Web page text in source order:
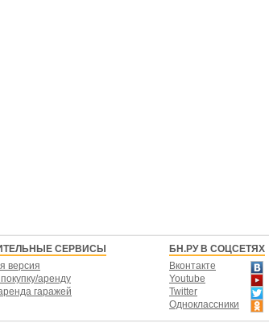
СЕРВИСЫ
версия
аренду
гаражей
БН.РУ В СОЦСЕТЯХ
Вконтакте
Youtube
Twitter
Одноклассники